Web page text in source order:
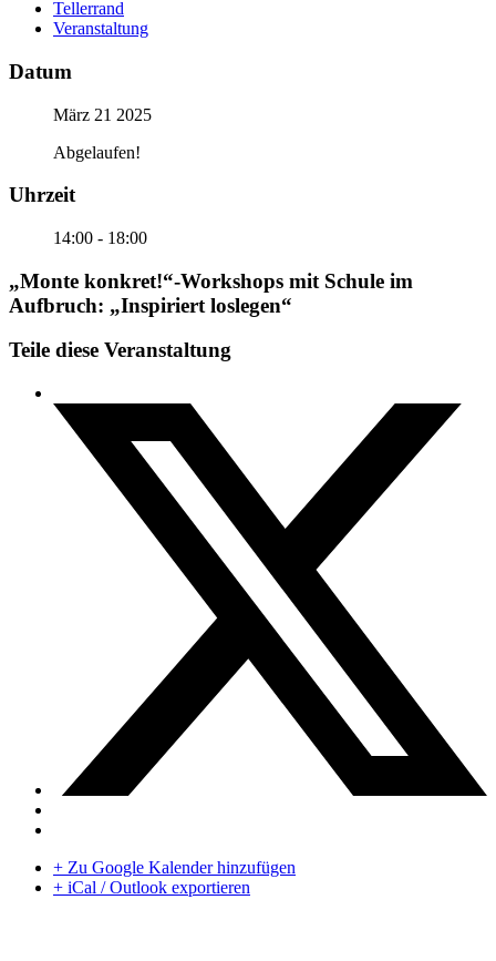
Tellerrand
Veranstaltung
Datum
März 21 2025
Abgelaufen!
Uhrzeit
14:00 - 18:00
„Monte konkret!“-Workshops mit Schule im
Aufbruch: „Inspiriert loslegen“
Teile diese Veranstaltung
+ Zu Google Kalender hinzufügen
+ iCal / Outlook exportieren